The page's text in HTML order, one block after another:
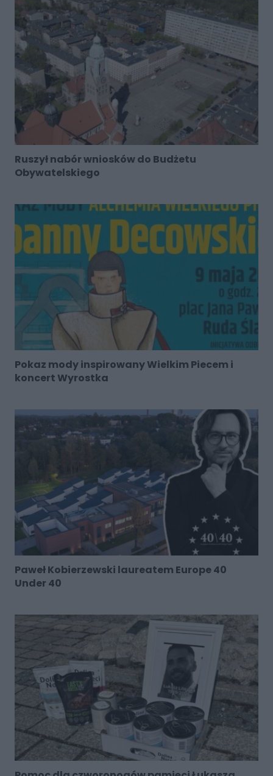
Ruszył nabór wniosków do Budżetu
Obywatelskiego
Pokaz mody inspirowany Wielkim Piecem i
koncert Wyrostka
Paweł Kobierzewski laureatem Europe 40
Under 40